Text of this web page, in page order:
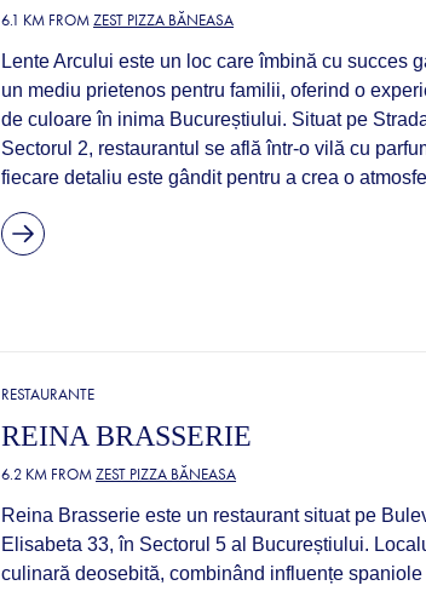
6.1 KM FROMZEST PIZZA BĂNEASA
Lente Arcului este un loc care îmbină cu succes
un mediu prietenos pentru familii, oferind o
de culoare în inima Bucureștiului. Situat pe
Sectorul 2, restaurantul se află într-o vilă cu
fiecare detaliu este gândit pentru a crea o
RESTAURANTE
REINA BRASSERIE
6.2 KM FROMZEST PIZZA BĂNEASA
Reina Brasserie este un restaurant situat pe
Elisabeta 33, în Sectorul 5 al Bucureștiului.
culinară deosebită, combinând influențe